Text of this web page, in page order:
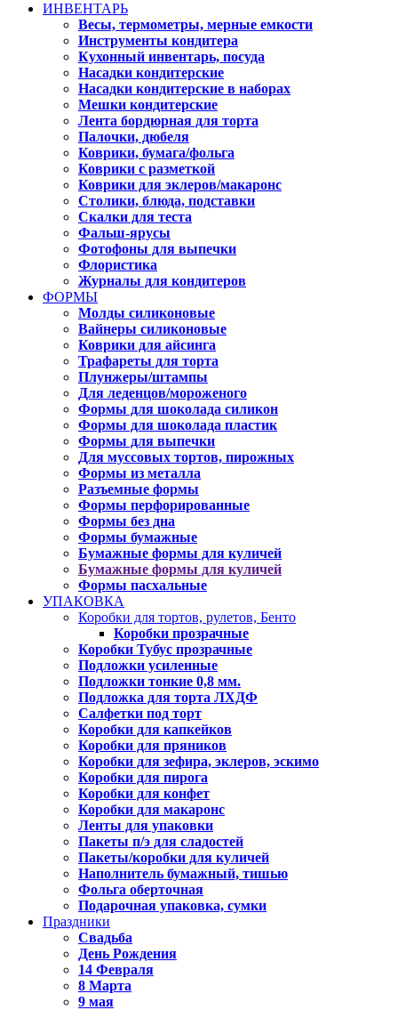
ИНВЕНТАРЬ
Весы, термометры, мерные емкости
Инструменты кондитера
Кухонный инвентарь, посуда
Насадки кондитерские
Насадки кондитерские в наборах
Мешки кондитерские
Лента бордюрная для торта
Палочки, дюбеля
Коврики, бумага/фольга
Коврики с разметкой
Коврики для эклеров/макаронс
Столики, блюда, подставки
Скалки для теста
Фальш-ярусы
Фотофоны для выпечки
Флористика
Журналы для кондитеров
ФОРМЫ
Молды силиконовые
Вайнеры силиконовые
Коврики для айсинга
Трафареты для торта
Плунжеры/штампы
Для леденцов/мороженого
Формы для шоколада силикон
Формы для шоколада пластик
Формы для выпечки
Для муссовых тортов, пирожных
Формы из металла
Разъемные формы
Формы перфорированные
Формы без дна
Формы бумажные
Бумажные формы для куличей
Бумажные формы для куличей
Формы пасхальные
УПАКОВКА
Коробки для тортов, рулетов, Бенто
Коробки прозрачные
Коробки Тубус прозрачные
Подложки усиленные
Подложки тонкие 0,8 мм.
Подложка для торта ЛХДФ
Салфетки под торт
Коробки для капкейков
Коробки для пряников
Коробки для зефира, эклеров, эскимо
Коробки для пирога
Коробки для конфет
Коробки для макаронс
Ленты для упаковки
Пакеты п/э для сладостей
Пакеты/коробки для куличей
Наполнитель бумажный, тишью
Фольга оберточная
Подарочная упаковка, сумки
Праздники
Свадьба
День Рождения
14 Февраля
8 Марта
9 мая